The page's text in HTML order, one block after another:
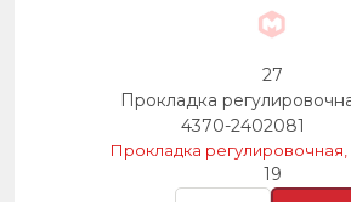
27
Прокладка
4370-2402081
Прокладка
19